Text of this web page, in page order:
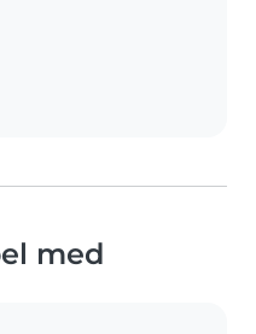
med